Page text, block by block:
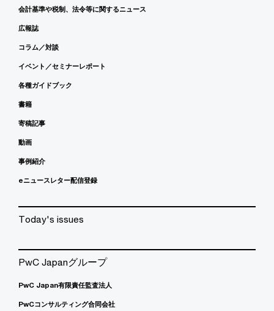
会計基準や税制、法令等に関するニュース
広報誌
コラム／対談
イベント／セミナーレポート
各種ガイドブック
書籍
寄稿記事
動画
事例紹介
eニュースレター配信登録
Today's issues
PwC Japanグループ
PwC Japan有限責任監査法人
PwCコンサルティング合同会社